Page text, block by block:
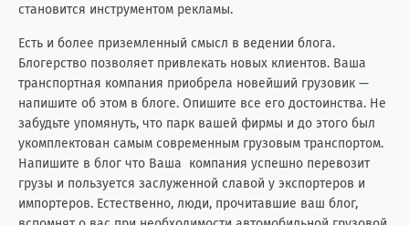
становится инструментом рекламы.
Есть и более приземленный смысл в ведении блога.
Блогерство позволяет привлекать новых клиентов. Ваша
транспортная компания приобрела новейший грузовик —
напишите об этом в блоге. Опишите все его достоинства. Не
забудьте упомянуть, что парк вашей фирмы и до этого был
укомплектован самым современным грузовым транспортом.
Напишите в блог что Ваша компания успешно перевозит
грузы и пользуется заслуженной славой у экспортеров и
импортеров. Естественно, люди, прочитавшие ваш блог,